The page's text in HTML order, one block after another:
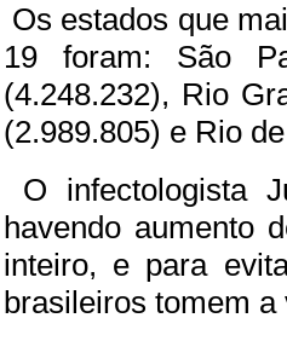
Os estados que
19 foram: São
(4.248.232), Rio
(2.989.805) e Rio
O infectologista
havendo aumento
inteiro, e para
brasileiros tomem